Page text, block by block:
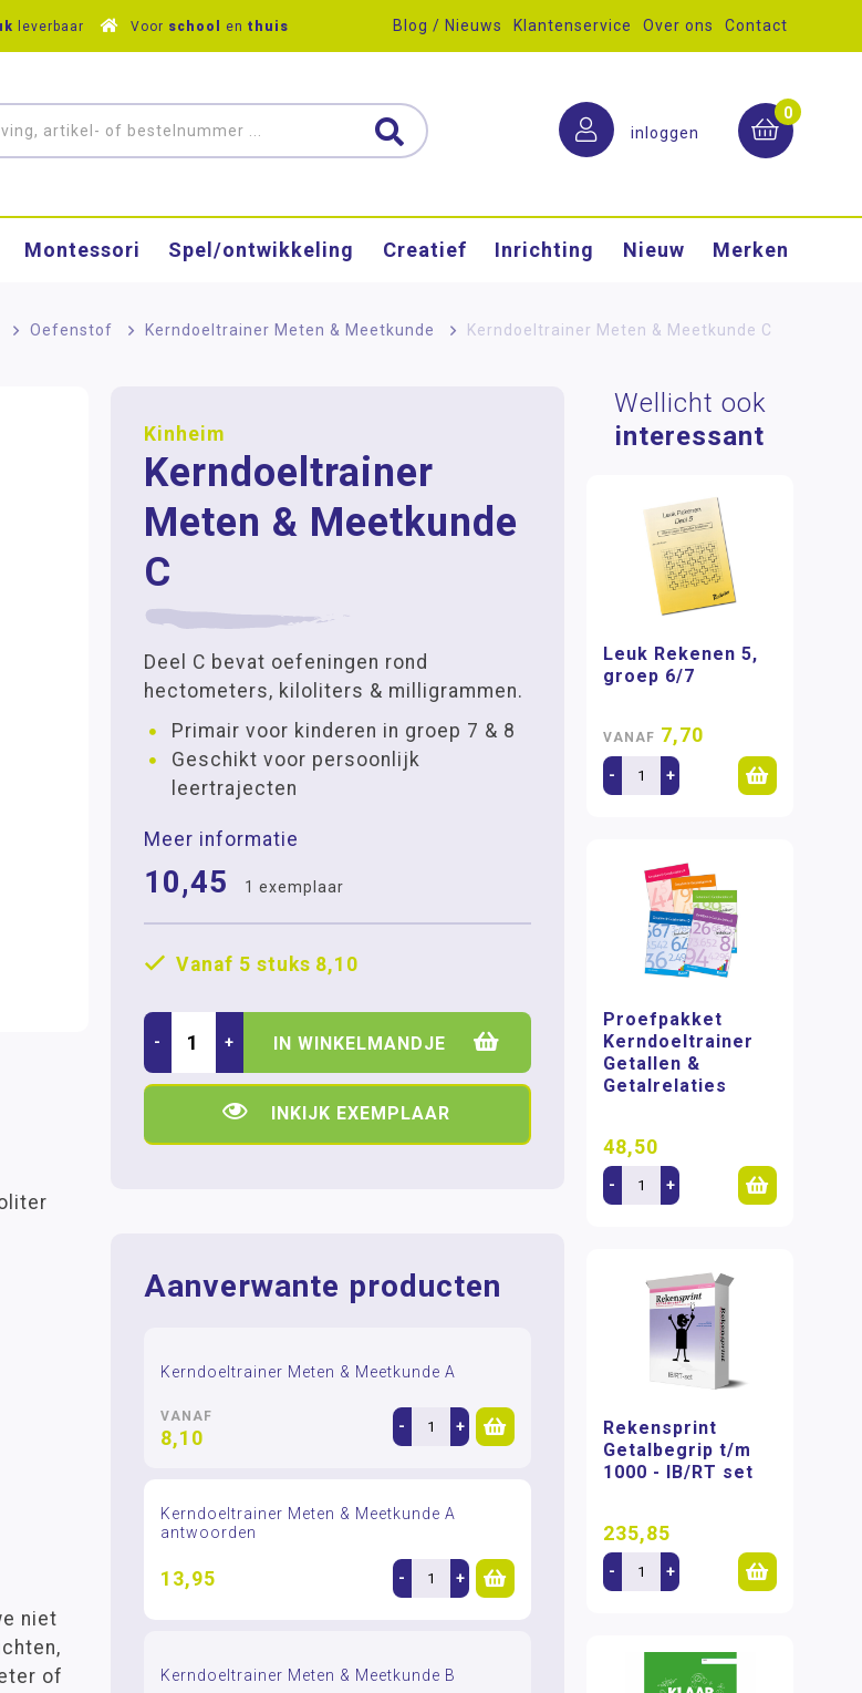
leverbaar Voor school en thuis Blog / Nieuws Klantenservice Over ons Contact
inloggen
0
Montessori Spel/ontwikkeling Creatief Inrichting Nieuw Merken
> Oefenstof > Kerndoeltrainer Meten & Meetkunde > Kerndoeltrainer Meten & Meetkunde C
Kinheim
Kerndoeltrainer
Meten & Meetkunde
C
Deel C bevat oefeningen rond
hectometers, kiloliters & milligrammen.
Primair voor kinderen in groep 7 & 8
Geschikt voor persoonlijk
leertrajecten
Meer informatie
10,45 1 exemplaar
Vanaf 5 stuks 8,10
- + IN WINKELMANDJE
INKIJK EXEMPLAAR
Aanverwante producten
Kerndoeltrainer Meten & Meetkunde A
VANAF
8,10 - +
Kerndoeltrainer Meten & Meetkunde A
antwoorden
13,95 - +
Kerndoeltrainer Meten & Meetkunde B
niet
of
Wellicht ook
interessant
Leuk Rekenen 5,
groep 6/7
VANAF 7,70
- +
Proefpakket
Kerndoeltrainer
Getallen &
Getalrelaties
48,50
- +
Rekensprint
Getalbegrip t/m
1000 - IB/RT set
235,85
- +